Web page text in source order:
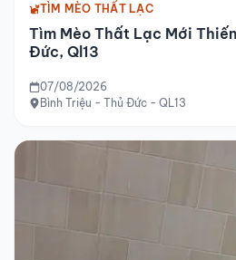
TÌM MÈO THẤT LẠC
Tìm Mèo Thất Lạc Mới
Đức, Ql13
07/08/2026
Bình Triệu - Thủ Đức - QL13